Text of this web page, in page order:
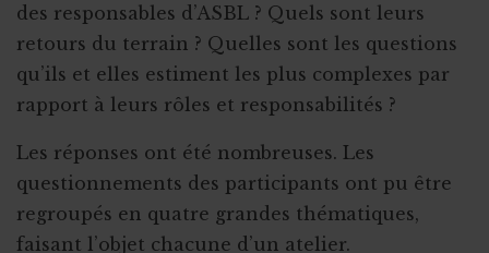
des responsables d’ASBL ? Quels sont leurs
retours du terrain ? Quelles sont les questions
qu’ils et elles estiment les plus complexes par
rapport à leurs rôles et responsabilités ?
Les réponses ont été nombreuses. Les
questionnements des participants ont pu être
regroupés en quatre grandes thématiques,
faisant l’objet chacune d’un atelier.